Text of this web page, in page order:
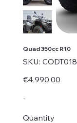
Quad 350cc R10
SKU:
SKU
CODT018
CODT018
Price
€4,990.00
-
Quantity